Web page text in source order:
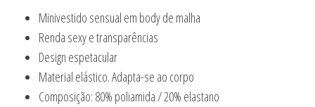
Minivestido sensual em body de malha
Renda sexy e transparências
Design espetacular
Material elástico. Adapta-se ao corpo
Composição: 80% poliamida / 20% elastano